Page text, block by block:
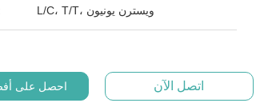
L/C، T/T، ويسترن يونيون
احصل على اتصل الآن